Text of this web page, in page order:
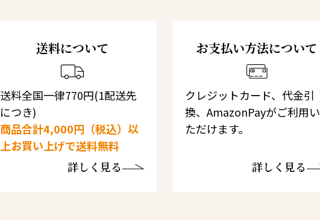
送料について
送料全国一律770円(1配送先
につき)
商品合計4,000円（税込）以
上お買い上げで送料無料
詳しく見る
お支払い方法について
クレジットカード、代金引
換、AmazonPayがご利用い
ただけます。
詳しく見る